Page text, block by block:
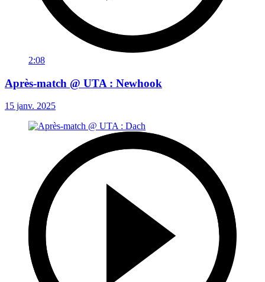
2:08
Après-match @ UTA : Newhook
15 janv. 2025